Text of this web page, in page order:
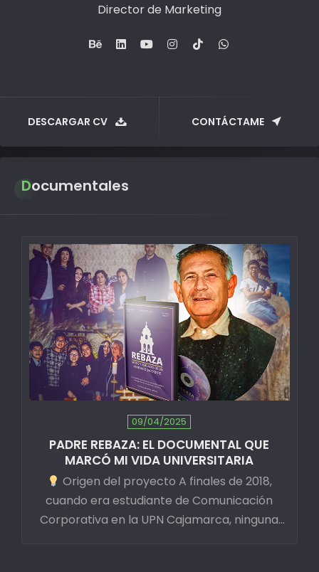
Director de Marketing
DESCARGAR CV CONTÁCTAME
Documentales
09/04/2025
PADRE REBAZA: EL DOCUMENTAL QUE
MARCÓ MI VIDA UNIVERSITARIA
Origen del proyecto A finales de 2018,
cuando era estudiante de Comunicación
Corporativa en la UPN Cajamarca, ninguna